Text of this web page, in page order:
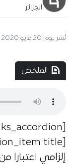
الجزائر
نُشر يوم: 20 مايو 2020
الملخص
إلزامي اعتبارا